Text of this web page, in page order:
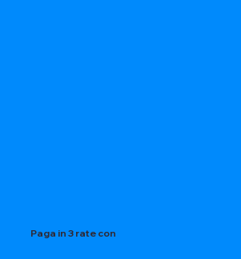
Paga in 3 rate con